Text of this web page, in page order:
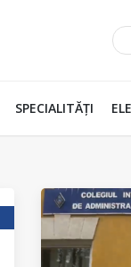
SPECIALITĂȚI